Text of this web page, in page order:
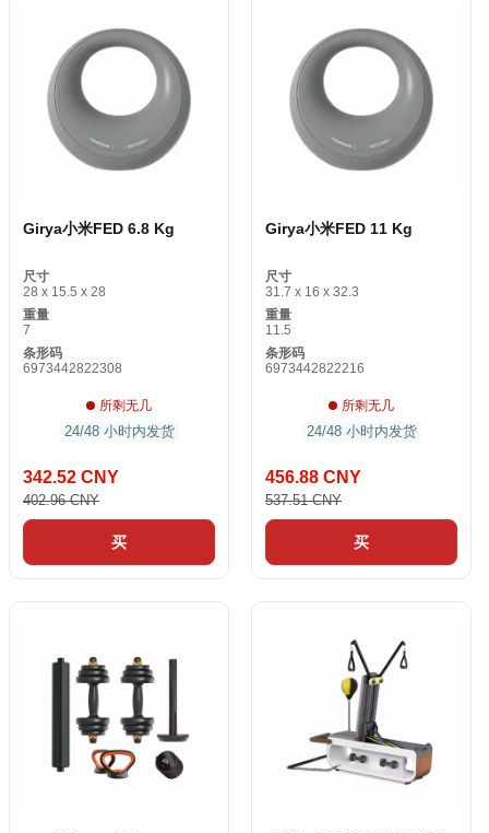
Girya小米FED 6.8 Kg
尺寸
28 x 15.5 x 28
重量
7
条形码
6973442822308
所剩无几
24/48 小时内发货
342.52 CNY
402.96 CNY
买
Girya小米FED 11 Kg
尺寸
31.7 x 16 x 32.3
重量
11.5
条形码
6973442822216
所剩无几
24/48 小时内发货
456.88 CNY
537.51 CNY
买